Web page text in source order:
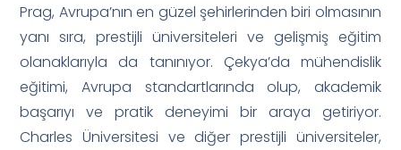
Prag, Avrupa’nın en güzel şehirlerinden biri olmasının
yanı sıra, prestijli üniversiteleri ve gelişmiş eğitim
olanaklarıyla da tanınıyor. Çekya’da mühendislik
eğitimi, Avrupa standartlarında olup, akademik
başarıyı ve pratik deneyimi bir araya getiriyor.
Charles Üniversitesi ve diğer prestijli üniversiteler,